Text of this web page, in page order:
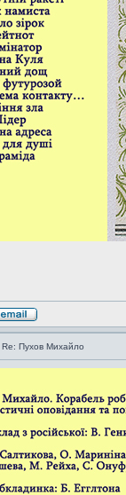
Re: Пухов Михайло